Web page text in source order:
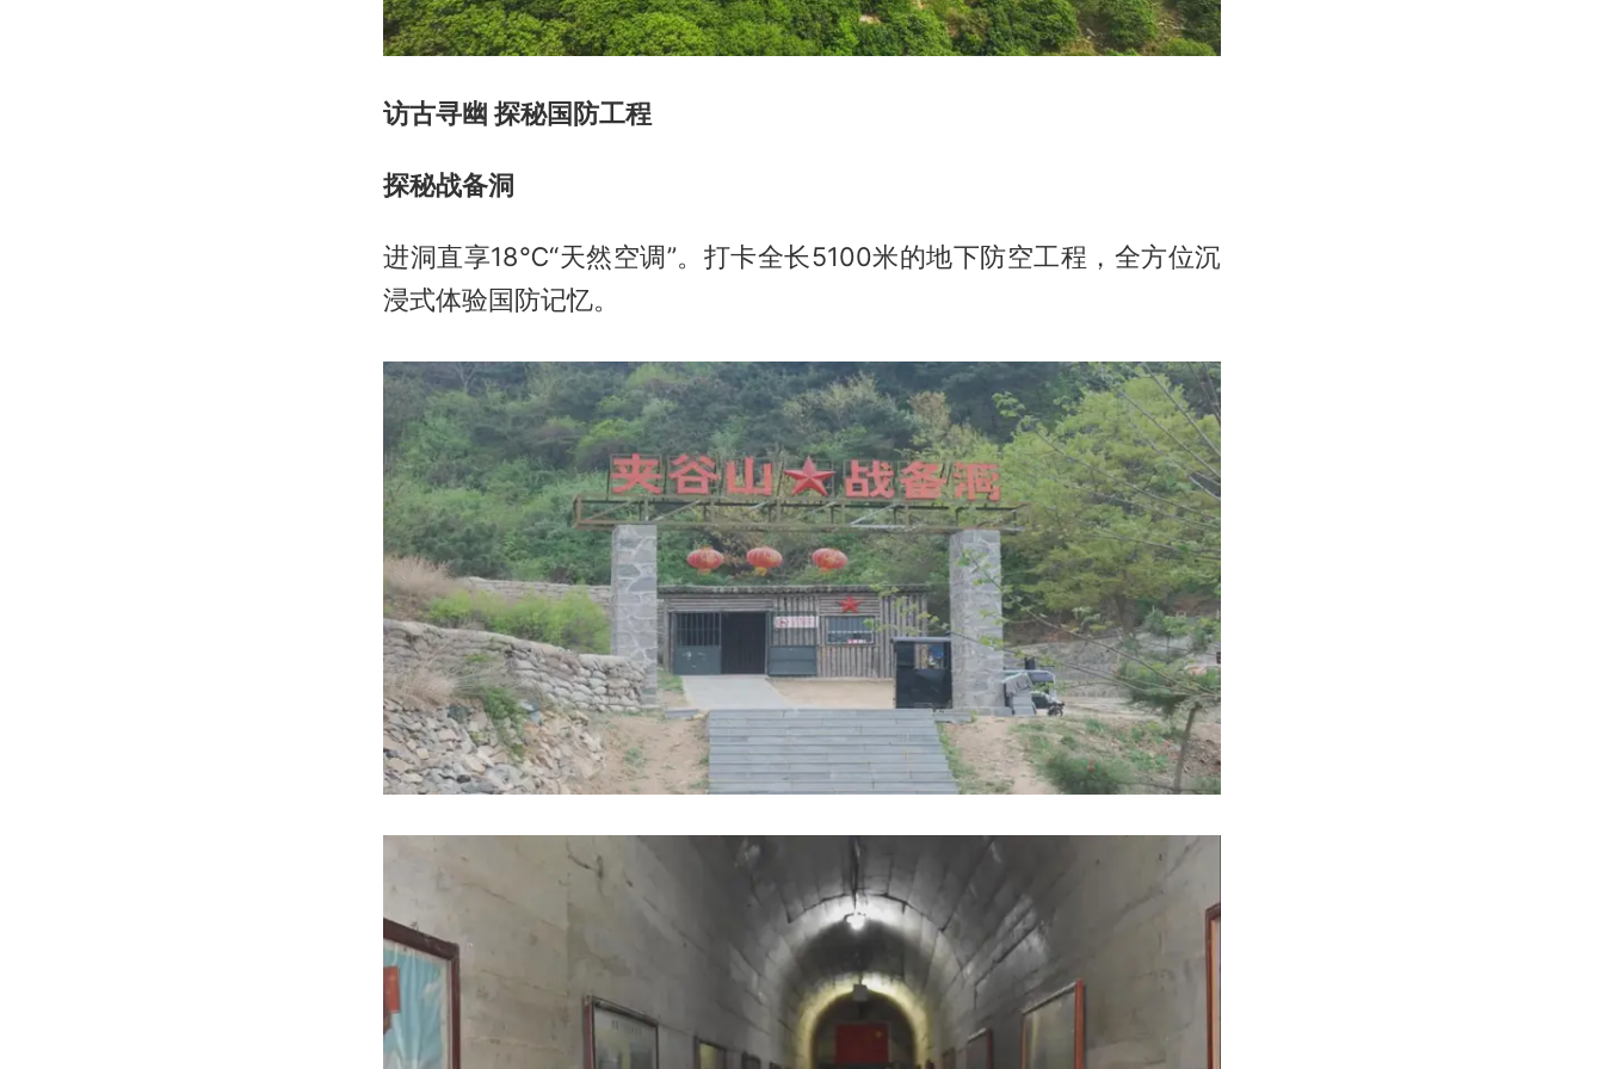
访古寻幽 探秘国防工程
探秘战备洞
进洞直享18℃“天然空调”。打卡全长5100米的地下防空工程，全方位沉
浸式体验国防记忆。